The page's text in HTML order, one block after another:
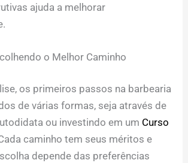
ajuda a melhorar
o Melhor Caminho
os primeiros passos na barbearia
de várias formas, seja através de
ou investindo em um Curso
caminho tem seus méritos e
depende das preferências